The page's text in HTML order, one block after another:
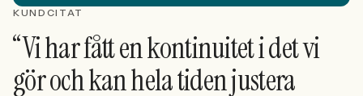
KUNDCITAT
“Vi har fått en kontinuitet i det vi
gör och kan hela tiden justera